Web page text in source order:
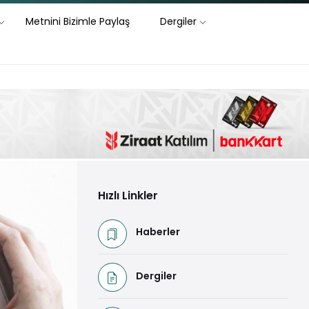
Metnini Bizimle Paylaş Dergiler
Hızlı Linkler
Haberler
Dergiler